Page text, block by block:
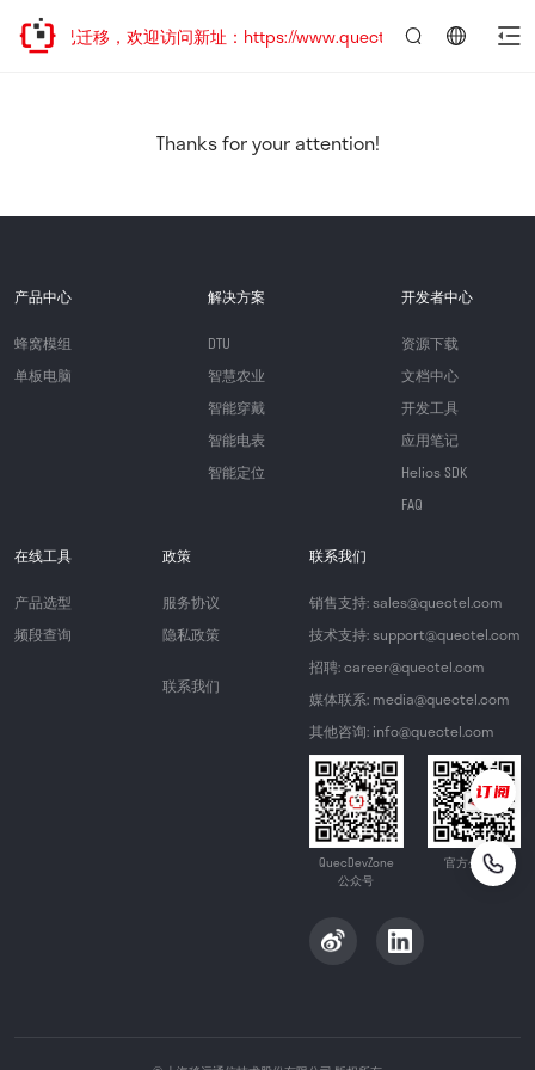
站地址已迁移，欢迎访问新址：https://www.quectel.com.cn
Thanks for your attention!
产品中心
蜂窝模组
单板电脑
解决方案
DTU
智慧农业
智能穿戴
智能电表
智能定位
开发者中心
资源下载
文档中心
开发工具
应用笔记
Helios SDK
FAQ
在线工具
产品选型
频段查询
政策
服务协议
隐私政策
联系我们
联系我们
销售支持: sales@quectel.com
技术支持: support@quectel.com
招聘: career@quectel.com
媒体联系: media@quectel.com
其他咨询: info@quectel.com
QuecDevZone
公众号
官方公众号